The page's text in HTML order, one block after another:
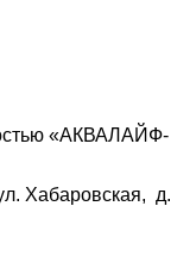
«АКВАЛАЙФ-
Хабаровская, д.